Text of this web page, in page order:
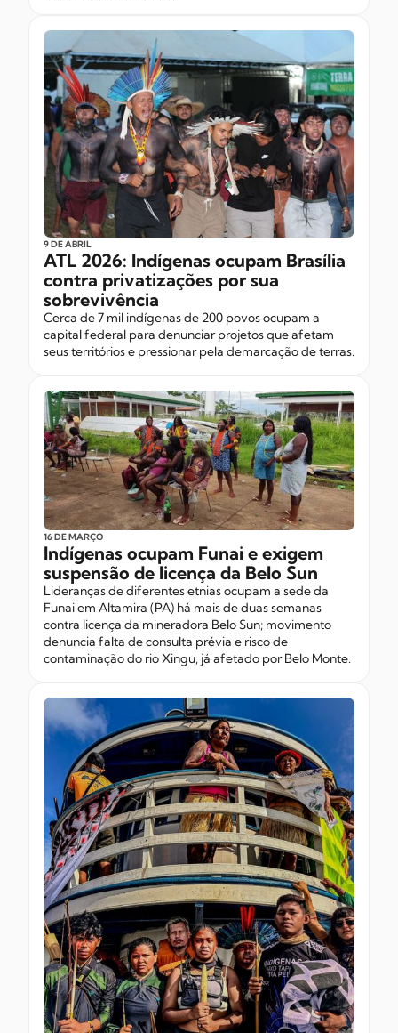
9 DE ABRIL
ATL 2026: Indígenas ocupam Brasília
contra privatizações por sua
sobrevivência
Cerca de 7 mil indígenas de 200 povos ocupam a
capital federal para denunciar projetos que afetam
seus territórios e pressionar pela demarcação de terras.
16 DE MARÇO
Indígenas ocupam Funai e exigem
suspensão de licença da Belo Sun
Lideranças de diferentes etnias ocupam a sede da
Funai em Altamira (PA) há mais de duas semanas
contra licença da mineradora Belo Sun; movimento
denuncia falta de consulta prévia e risco de
contaminação do rio Xingu, já afetado por Belo Monte.